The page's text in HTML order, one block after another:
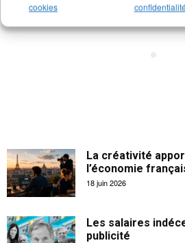
cookies
La créativité
l’économie
18 juin 2026
Les salaires
publicité